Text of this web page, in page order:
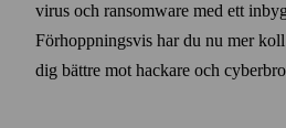
virus och ransom­ware med ett
Förhoppningsvis har du nu mer
dig bättre mot hackare och